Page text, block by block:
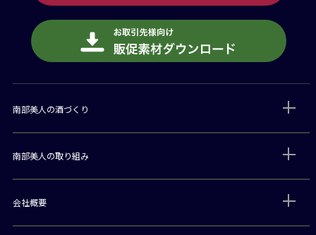
南部美人の酒づくり
南部美人の取り組み
会社概要